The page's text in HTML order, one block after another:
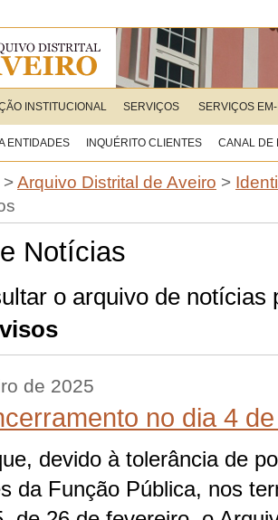
INSTITUCIONAL SERVIÇOS SERVIÇOS
ENTIDADES INQUÉRITO CLIENTES CANAL DE
>Arquivo Distrital de Aveiro >
Notícias
o arquivo de notícias
de 2025
no dia 4
devido à tolerância de
da Função Pública, nos